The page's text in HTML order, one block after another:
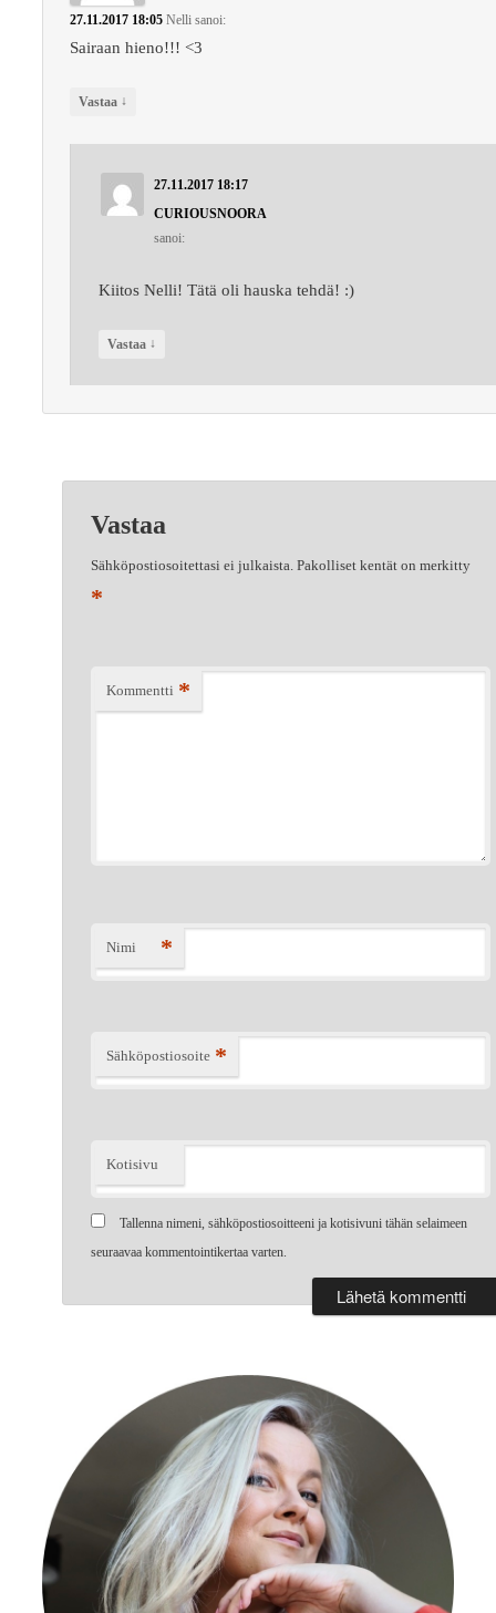
27.11.2017 18:05 Nelli sanoi:
Sairaan hieno!!! <3
Vastaa ↓
27.11.2017 18:17
CURIOUSNOORA
sanoi:
Kiitos Nelli! Tätä oli hauska tehdä! :)
Vastaa ↓
Vastaa
Sähköpostiosoitettasi ei julkaista. Pakolliset kentät on merkitty
*
Kommentti *
Nimi *
Sähköpostiosoite *
Kotisivu
Tallenna nimeni, sähköpostiosoitteeni ja kotisivuni tähän selaimeen
seuraavaa kommentointikertaa varten.